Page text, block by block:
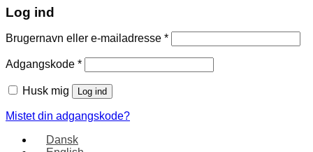
Log ind
Brugernavn eller e-mailadresse *
Adgangskode *
Husk mig Log ind
Mistet din adgangskode?
Dansk